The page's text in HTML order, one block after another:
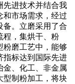
先进技术并结合我
和市场需求，经过
备。立磨采用了合
程，集烘干、粉
粉磨工艺中，能够
指标达到国际先进
金、化工、非金属
型制粉加工，将块